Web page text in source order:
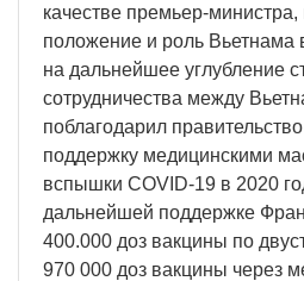
качестве премьер-
положение и роль Вьетнама
на дальнейшее углубление
сотрудничества между
поблагодарил
поддержку медицинскими
вспышки COVID-19 в 2020
дальнейшей поддержке
400.000 доз вакцины по
970 000 доз вакцины через